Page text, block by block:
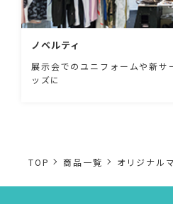
ノベルティ
展示会でのユニフォームや新サ
ッズに
TOP 商品一覧 オリジナル